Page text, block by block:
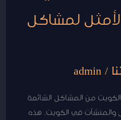
لمشاكل
/
admin
من المشاكل الشائعة
والمنشآت في الكويت. هذه